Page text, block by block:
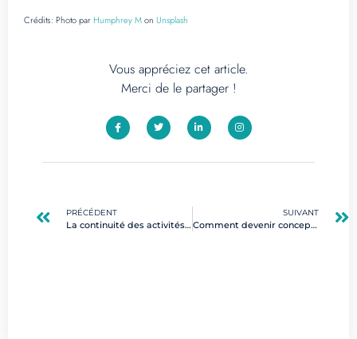
Crédits: Photo par Humphrey Mon Unsplash
Vous appréciez cet article.
Merci de le partager !
PRÉCÉDENT
La continuité des activités dans le numérique : comment se préparer efficacement ?
SUIVANT
Comment devenir concepteur UX/UI : guide des compétences et formations